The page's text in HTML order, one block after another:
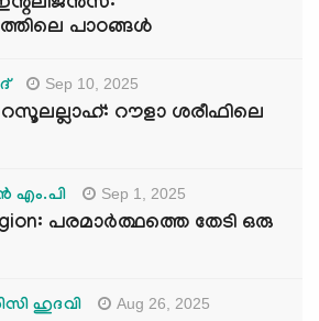
പാഠങ്ങൾ
Sep 10, 2025
റസൂലല്ലാഹ്: റൗളാ ശരീഫിലെ
എം.പി Sep 1, 2025
പരമാർത്ഥത്തെ തേടി ഒരു
ഹുദവി Aug 26, 2025